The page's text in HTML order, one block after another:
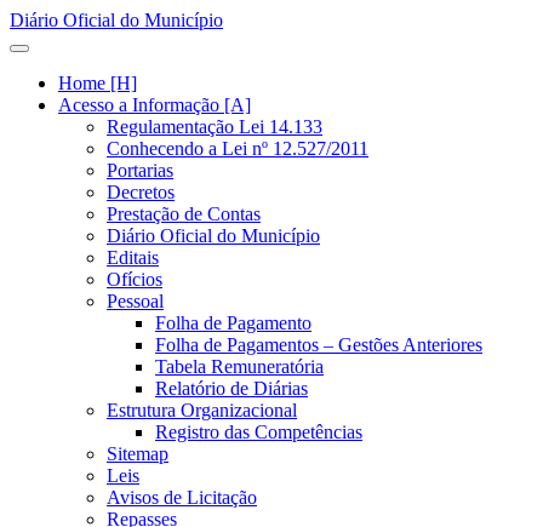
Diário Oficial do Município
Home [H]
Acesso a Informação [A]
Regulamentação Lei 14.133
Conhecendo a Lei nº 12.527/2011
Portarias
Decretos
Prestação de Contas
Diário Oficial do Município
Editais
Ofícios
Pessoal
Folha de Pagamento
Folha de Pagamentos – Gestões Anteriores
Tabela Remuneratória
Relatório de Diárias
Estrutura Organizacional
Registro das Competências
Sitemap
Leis
Avisos de Licitação
Repasses